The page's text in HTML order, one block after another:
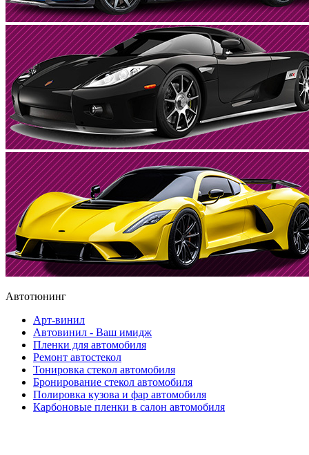
Автотюнинг
Арт-винил
Автовинил - Ваш имидж
Пленки для автомобиля
Ремонт автостекол
Тонировка стекол автомобиля
Бронирование стекол автомобиля
Полировка кузова и фар автомобиля
Карбоновые пленки в салон автомобиля